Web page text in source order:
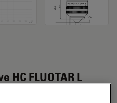
HC FLUOTAR L